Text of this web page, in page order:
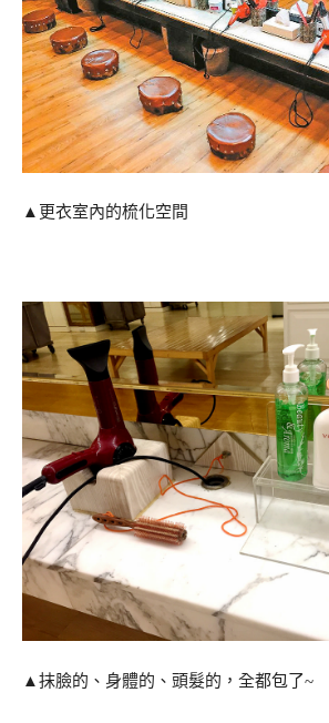
▲更衣室內的梳化空間
▲抹臉的、身體的、頭髮的，全都包了~